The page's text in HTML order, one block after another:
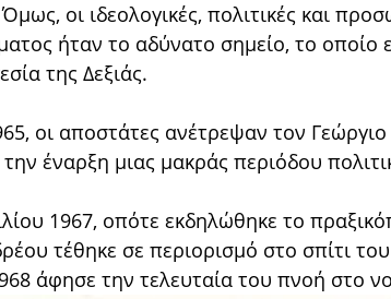
οι ιδεολογικές, πολιτικές και
ήταν το αδύνατο σημείο, το οποίο
της Δεξιάς.
οι αποστάτες ανέτρεψαν τον
έναρξη μιας μακράς περιόδου
1967, οπότε εκδηλώθηκε το
τέθηκε σε περιορισμό στο σπίτι
άφησε την τελευταία του πνοή στο